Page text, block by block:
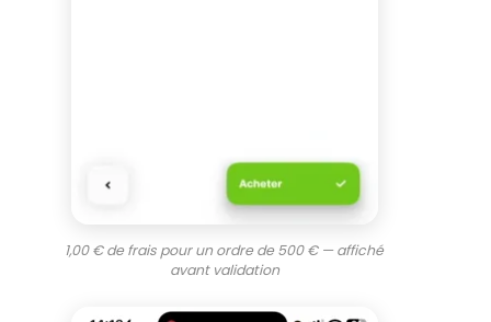
1,00 € de frais pour un ordre de 500 € — affiché
avant validation